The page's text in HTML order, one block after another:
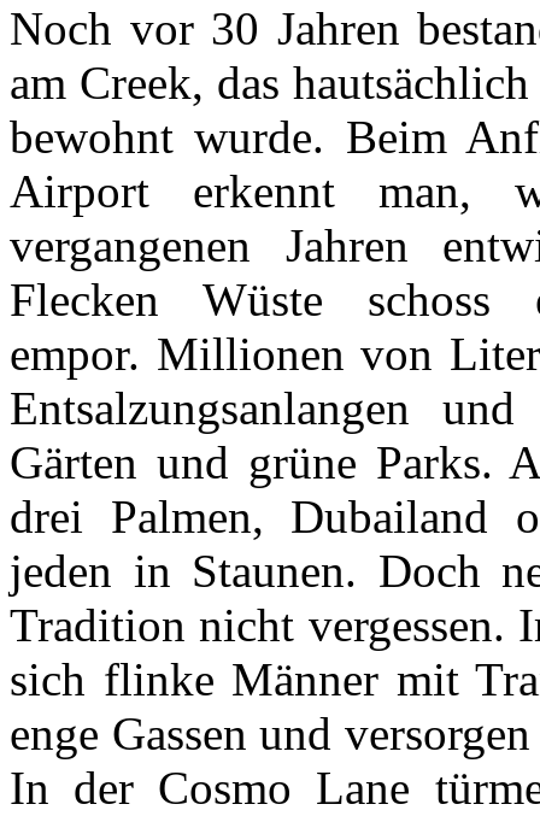
Noch vor 30 Jahren
am Creek, das
bewohnt wurde. Beim
Airport erkennt man,
vergangenen Jahren
Flecken Wüste schoss
empor. Millionen von
Entsalzungsanlangen
Gärten und grüne Parks.
drei Palmen, Dubailand
jeden in Staunen. Doch
Tradition nicht vergessen.
sich flinke Männer mit
enge Gassen und
In der Cosmo Lane